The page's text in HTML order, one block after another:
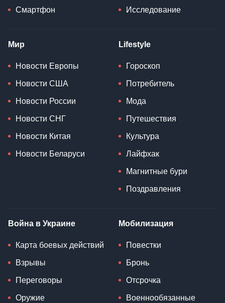
Смартфон Исследование
Мир
Новости Европы
Новости США
Новости России
Новости СНГ
Новости Китая
Новости Беларуси
Lifestyle
Гороскоп
Потребитель
Мода
Путешествия
Культура
Лайфхак
Магнитные бури
Поздравления
Война в Украине
Карта боевых действий
Взрывы
Переговоры
Оружие
Мобилизация
Повестки
Бронь
Отсрочка
Военнообязанные